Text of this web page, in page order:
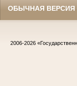
ОБЫЧНАЯ ВЕРСИЯ
2006-2026